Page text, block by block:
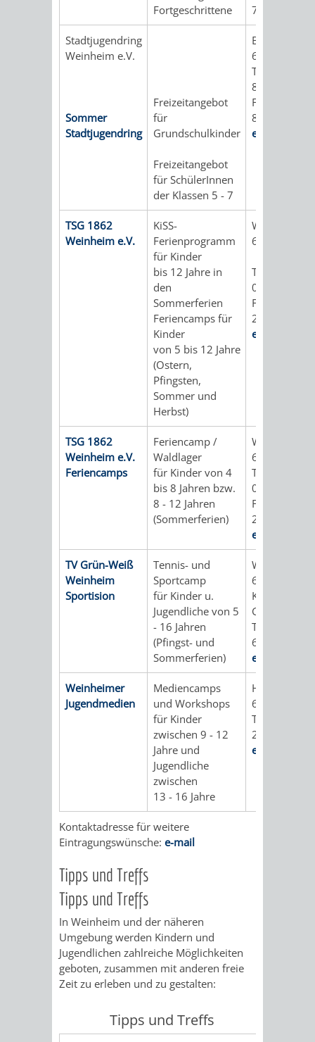
UND
FRIEDHÖFE
VERMESSUNG,
BODENORDNUNG
UND
EIGENBETRIEB
FEUERWEHR
PRESSE-
Fortgeschrittene
70
Stadtjugendring
Weinheim e.V.
Sommer
Stadtjugendring
Freizeitangebot
für
Grundschulkinder
Freizeitangebot
für SchülerInnen
der Klassen 5 - 7
69469
Tel.: 06201
86 46
Fax: 06201
86 44
e-mail
TSG 1862
Weinheim e.V.
KiSS-
Ferienprogramm
für Kinder
bis 12 Jahre in
den
Sommerferien
Feriencamps für
Kinder
von 5 bis 12 Jahre
(Ostern,
Pfingsten,
Sommer und
Herbst)
Waidallee 2/
69469
Tel.: 06201
0
Fax: 06201
20
e-mail
TSG 1862
Weinheim e.V.
Feriencamps
Feriencamp /
Waldlager
für Kinder von 4
bis 8 Jahren bzw.
8 - 12 Jahren
(Sommerferien)
Waidallee 2/
69469
Tel.: 06201
0
Fax: 06201
20
e-mail
TV Grün-Weiß
Weinheim
Sportision
Tennis- und
Sportcamp
für Kinder u.
Jugendliche von 5
- 16 Jahren
(Pfingst- und
Sommerferien)
Waidallee 10
69469
Kontakt:
Gumbinger
Tel.: 0176 /
62 06
e-mail
Weinheimer
Jugendmedien
Mediencamps
und Workshops
für Kinder
zwischen 9 - 12
Jahre und
Jugendliche
zwischen
13 - 16 Jahre
Hauptstraße
69469
Tel.: 06201
25 90
e-mail
Kontaktadresse für weitere
Eintragungswünsche: e-mail
Tipps und Treffs
Tipps und Treffs
In Weinheim und der näheren
Umgebung werden Kindern und
Jugendlichen zahlreiche Möglichkeiten
geboten, zusammen mit anderen freie
Zeit zu erleben und zu gestalten:
Tipps und Treffs